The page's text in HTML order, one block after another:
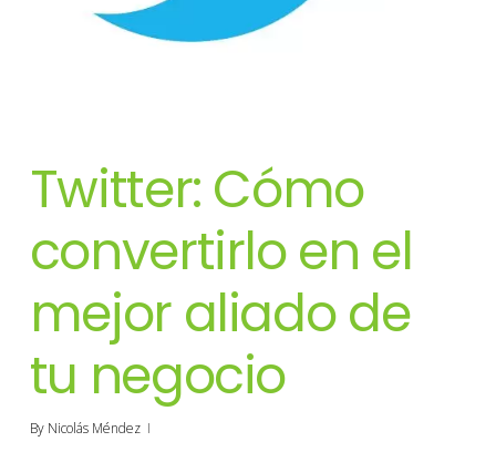
Twitter: Cómo
convertirlo en el
mejor aliado de
tu negocio
By Nicolás Méndez